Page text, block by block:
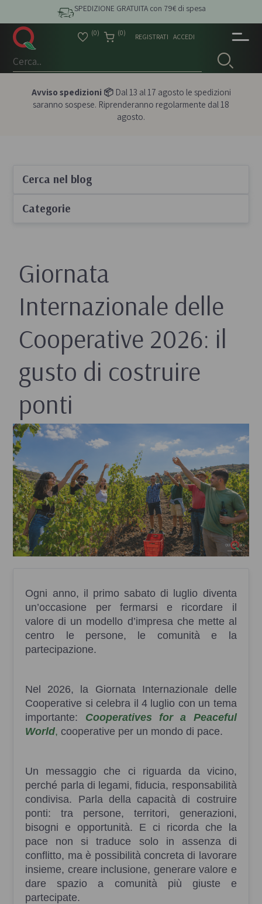
SPEDIZIONE GRATUITA con 79€ di spesa
(0) (0) REGISTRATI ACCEDI
Avviso spedizioni 📦Dal 13 al 17 agosto le spedizioni
saranno sospese. Riprenderanno regolarmente dal 18
agosto.
Cerca nel blog
Categorie
Giornata
Internazionale delle
Cooperative 2026: il
gusto di costruire
ponti
Ogni anno, il primo sabato di luglio diventa
un’occasione per fermarsi e ricordare il
valore di un modello d’impresa che mette al
centro le persone, le comunità e la
partecipazione.
Nel 2026, la Giornata Internazionale delle
Cooperative si celebra il 4 luglio con un tema
importante: Cooperatives for a Peaceful
World, cooperative per un mondo di pace.
Un messaggio che ci riguarda da vicino,
perché parla di legami, fiducia, responsabilità
condivisa. Parla della capacità di costruire
ponti: tra persone, territori, generazioni,
bisogni e opportunità. E ci ricorda che la
pace non si traduce solo in assenza di
conflitto, ma è possibilità concreta di lavorare
insieme, creare inclusione, generare valore e
dare spazio a comunità più giuste e
partecipate.